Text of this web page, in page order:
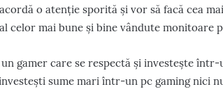
o atenție sporită și vor să facă cea
al celor mai bune și bine vândute monitoare
gamer care se respectă și investește într-
sume mari într-un pc gaming nici